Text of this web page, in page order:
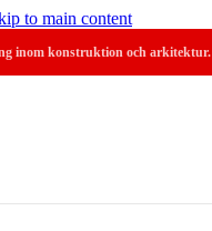
to main content
inom konstruktion och arkitektur.